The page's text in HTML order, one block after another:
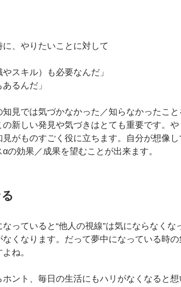
、やりたいことに対して
スキル）も必要なんだ」
るんだ」
見では気づかなかった／知らなかったこ
新しい発見や気づきはとても重要です。
がものすごく役に立ちます。自分が想像
の効果／成果を望むことが出来ます。
っていると“他人の視線”は気にならなくな
くなります。だって夢中になっている時
ね。
ント、毎日の生活にもハリがなくなると想